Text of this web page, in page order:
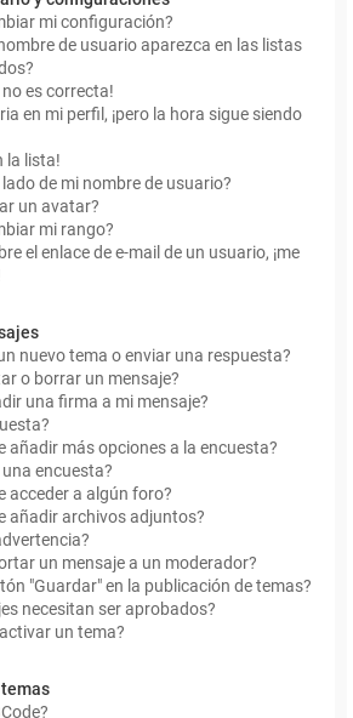
mi configuración?
de usuario aparezca en las listas
es correcta!
en mi perfil, ¡pero la hora sigue siendo
la lista!
de mi nombre de usuario?
un avatar?
mi rango?
el enlace de e-mail de un usuario, ¡me
nuevo tema o enviar una respuesta?
o borrar un mensaje?
una firma a mi mensaje?
añadir más opciones a la encuesta?
encuesta?
acceder a algún foro?
añadir archivos adjuntos?
un mensaje a un moderador?
"Guardar" en la publicación de temas?
necesitan ser aprobados?
un tema?